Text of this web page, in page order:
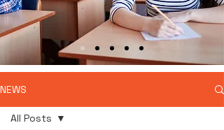
NEWS
All Posts